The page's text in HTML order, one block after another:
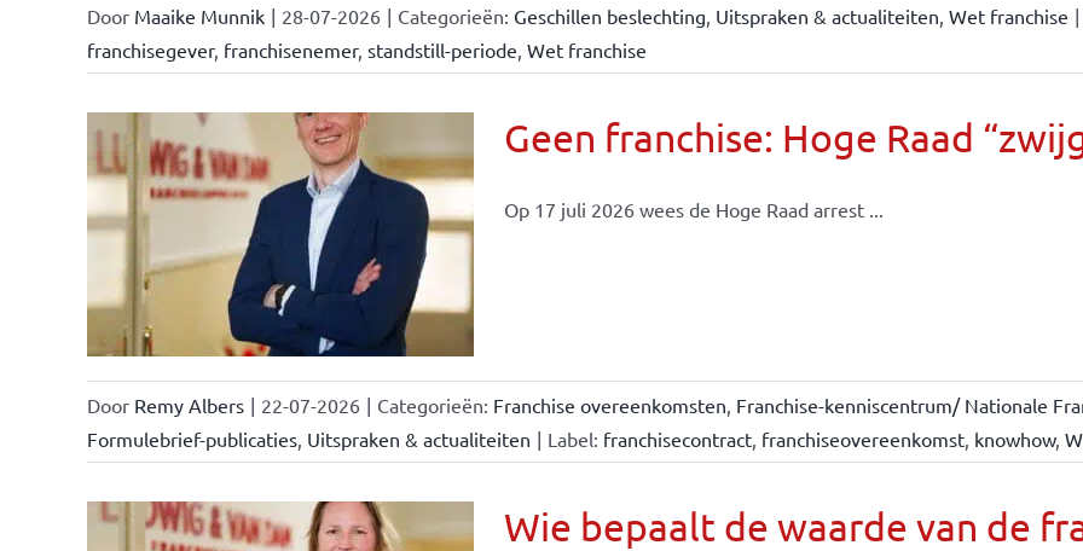
Door Maaike Munnik | 28-07-2026 | Categorieën: Geschillen beslechting, Uitspraken & actualiteiten, Wet franchise |
franchisegever, franchisenemer, standstill-periode, Wet franchise
Geen franchise: Hoge Raad
Op 17 juli 2026 wees de Hoge Raad arrest ...
Door Remy Albers | 22-07-2026 | Categorieën: Franchise overeenkomsten, Franchise-kenniscentrum/ Nationale
Formulebrief-publicaties, Uitspraken & actualiteiten | Label: franchisecontract, franchiseovereenkomst, knowhow,
Wie bepaalt de waarde van de